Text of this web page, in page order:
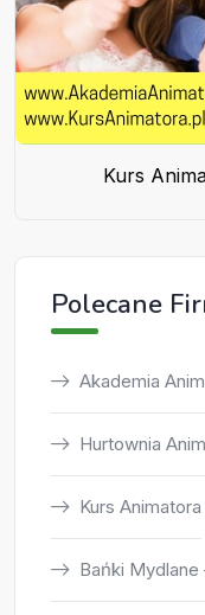
Kurs
Polecane
Akademia
Hurtownia
Kurs Animatora
Bańki Mydlane